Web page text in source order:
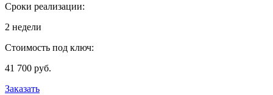
Сроки реализации:
2 недели
Стоимость под ключ:
41 700 руб.
Заказать